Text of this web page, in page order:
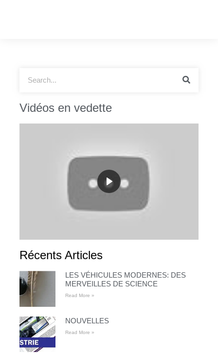
Vidéos en vedette
Récents Articles
LES VÉHICULES MODERNES: DES
MERVEILLES DE SCIENCE
Read More »
NOUVELLES
Read More »